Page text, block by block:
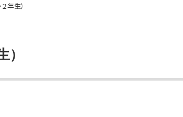
年生）
）